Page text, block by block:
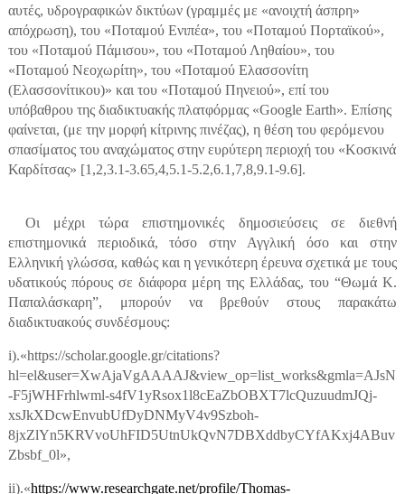
αυτές, υδρογραφικών δικτύων (γραμμές με «ανοιχτή άσπρη»
απόχρωση), του «Ποταμού Ενιπέα», του «Ποταμού Πορταϊκού»,
του «Ποταμού Πάμισου», του «Ποταμού Ληθαίου», του
«Ποταμού Νεοχωρίτη», του «Ποταμού Ελασσονίτη
(Ελασσονίτικου)» και του «Ποταμού Πηνειού», επί του
υπόβαθρου της διαδικτυακής πλατφόρμας «Google Earth». Επίσης
φαίνεται, (με την μορφή κίτρινης πινέζας), η θέση του φερόμενου
σπασίματος του αναχώματος στην ευρύτερη περιοχή του «Κοσκινά
Καρδίτσας» [1,2,3.1-3.65,4,5.1-5.2,6.1,7,8,9.1-9.6].
Οι μέχρι τώρα επιστημονικές δημοσιεύσεις σε διεθνή
επιστημονικά περιοδικά, τόσο στην Αγγλική όσο και στην
Ελληνική γλώσσα, καθώς και η γενικότερη έρευνα σχετικά με τους
υδατικούς πόρους σε διάφορα μέρη της Ελλάδας, του “Θωμά Κ.
Παπαλάσκαρη”, μπορούν να βρεθούν στους παρακάτω
διαδικτυακούς συνδέσμους:
i).«https://scholar.google.gr/citations?
hl=el&user=XwAjaVgAAAAJ&view_op=list_works&gmla=AJsN
-F5jWHFrhlwml-s4fV1yRsox1l8cEaZbOBXT7lcQuzuudmJQj-
xsJkXDcwEnvubUfDyDNMyV4v9Szboh-
8jxZlYn5KRVvoUhFID5UtnUkQvN7DBXddbyCYfAKxj4ABuv
Zbsbf_0l»,
ii).«https://www.researchgate.net/profile/Thomas-